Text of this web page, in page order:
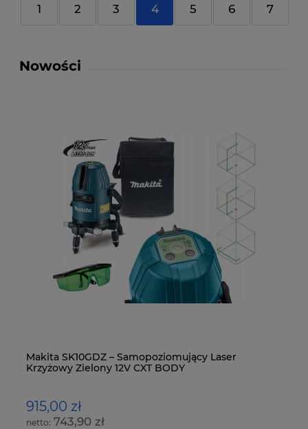
1 2 3 4 5 6 7
Nowości
Makita SK10GDZ – Samopoziomujący Laser
Krzyżowy Zielony 12V CXT BODY
915,00 zł
743,90 zł